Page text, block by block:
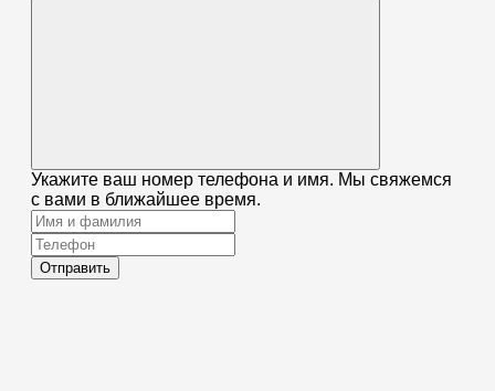
Укажите ваш номер телефона и имя. Мы свяжемся
с вами в ближайшее время.
Отправить